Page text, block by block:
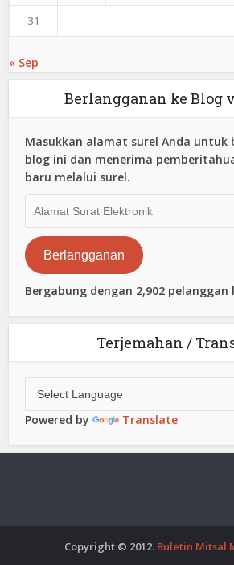
31
« Sep
Berlangganan ke Blog
Masukkan alamat surel Anda untuk
blog ini dan menerima
baru melalui surel.
Surat
Elektronik
Berlangganan
Bergabung dengan 2,902 pelanggan
Terjemahan /
Powered by Translate
Copyright © 2012. Buletin Mitsal